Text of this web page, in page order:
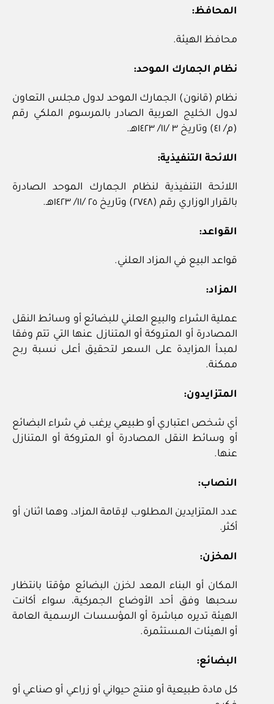
المحافظ:
محافظ الهيئة.
نظام الجمارك الموحد:
نظام (قانون) الجمارك الموحد لدول مجلس التعاون
لدول الخليج العربية الصادر بالمرسوم الملكي رقم
(م/ ٤١) وتاريخ ٣ /١١/ ١٤٢٣هـ.
اللائحة التنفيذية:
اللائحة التنفيذية لنظام الجمارك الموحد الصادرة
بالقرار الوزاري رقم (٢٧٤٨) وتاريخ ٢٥ /١١/ ١٤٢٣هـ.
القواعد:
قواعد البيع في المزاد العلني.
المزاد:
عملية الشراء والبيع العلني للبضائع أو وسائط النقل
المصادرة أو المتروكة أو المتنازل عنها التي تتم وفقا
لمبدأ المزايدة على السعر لتحقيق أعلى نسبة ربح
ممكنة.
المتزايدون:
أي شخص اعتباري أو طبيعي يرغب في شراء البضائع
أو وسائط النقل المصادرة أو المتروكة أو المتنازل
عنها.
النصاب:
عدد المتزايدين المطلوب لإقامة المزاد، وهما اثنان أو
أكثر.
المخزن:
المكان أو البناء المعد لخزن البضائع مؤقتا بانتظار
سحبها وفق أحد الأوضاع الجمركية، سواء أكانت
الهيئة تديره مباشرة أو المؤسسات الرسمية العامة
أو الهيئات المستثمرة.
البضائع:
كل مادة طبيعية أو منتج حيواني أو زراعي أو صناعي أو